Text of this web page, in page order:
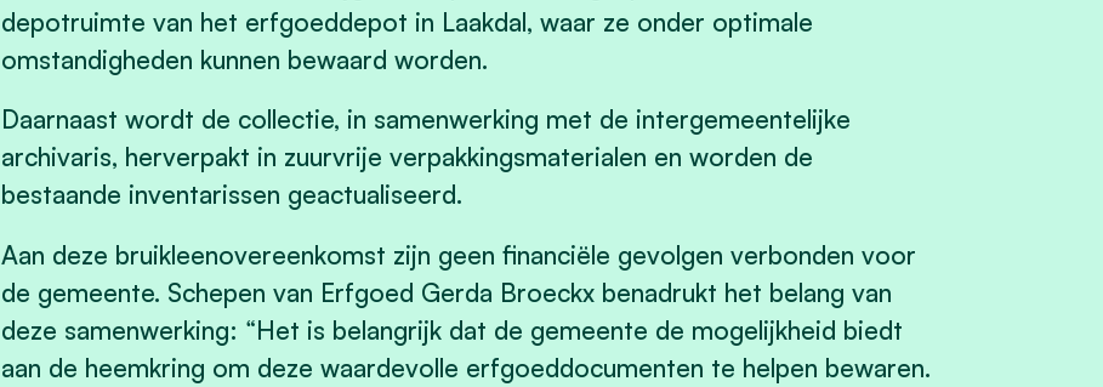
depotruimte van het erfgoeddepot in Laakdal, waar ze onder optimale
omstandigheden kunnen bewaard worden.
Daarnaast wordt de collectie, in samenwerking met de intergemeentelijke
archivaris, herverpakt in zuurvrije verpakkingsmaterialen en worden de
bestaande inventarissen geactualiseerd.
Aan deze bruikleenovereenkomst zijn geen financiële gevolgen verbonden voor
de gemeente. Schepen van Erfgoed Gerda Broeckx benadrukt het belang van
deze samenwerking: “Het is belangrijk dat de gemeente de mogelijkheid biedt
aan de heemkring om deze waardevolle erfgoeddocumenten te helpen bewaren.